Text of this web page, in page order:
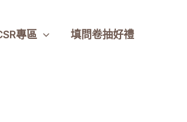
專區 填問卷抽好禮